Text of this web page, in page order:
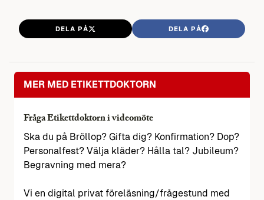
DELA PÅ DELA PÅ
MER MED ETIKETTDOKTORN
Fråga Etikettdoktorn i videomöte
Ska du på Bröllop? Gifta dig? Konfirmation? Dop?
Personalfest? Välja kläder? Hålla tal? Jubileum?
Begravning med mera?
Vi en digital privat föreläsning/frågestund med